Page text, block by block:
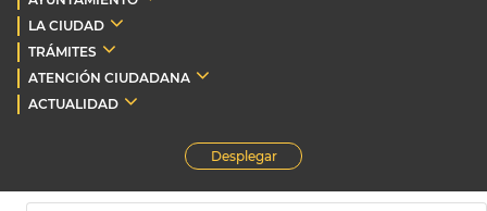
LA CIUDAD
TRÁMITES
ATENCIÓN CIUDADANA
ACTUALIDAD
Desplegar